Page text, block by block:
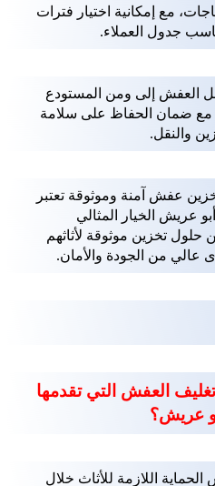
مع إمكانية اختيار فترات
جدول العملاء.
العفش إلى ومن المستودع
مع ضمان الحفاظ على سلامة
والنقل.
عفش آمنة وموثوقة تعتبر
عريش الخيار المثالي
حلول تخزين موثوقة لأثاثهم
عالي من الجودة والأمان.
العفش التي تقدمها
عريش؟
اللازمة للأثاث خلال